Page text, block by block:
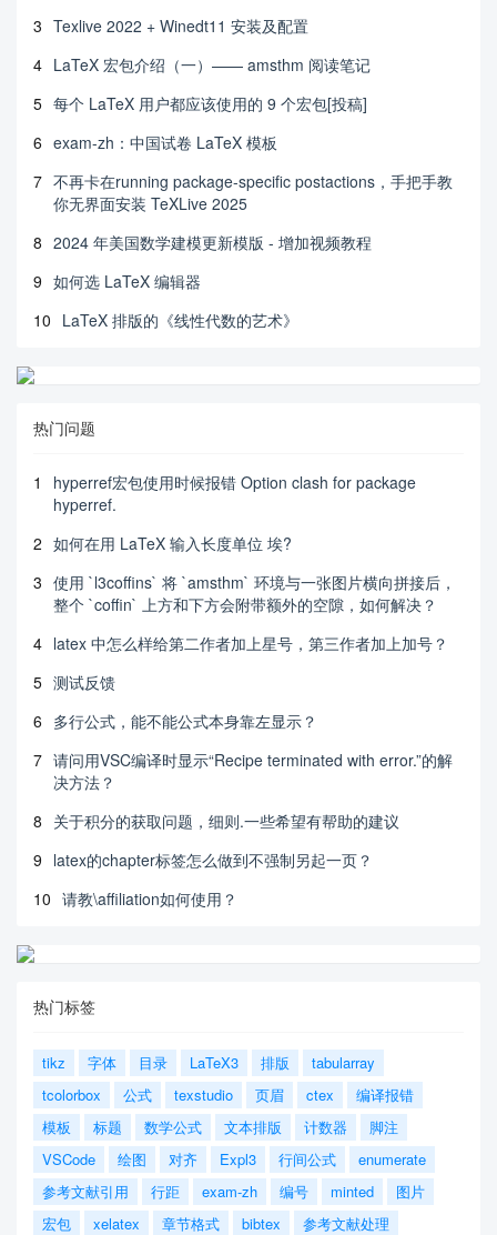
3 Texlive 2022 + Winedt11 安装及配置
4 LaTeX 宏包介绍（一）—— amsthm 阅读笔记
5 每个 LaTeX 用户都应该使用的 9 个宏包[投稿]
6 exam-zh：中国试卷 LaTeX 模板
7 不再卡在running package-specific postactions，手把手教
你无界面安装 TeXLive 2025
8 2024 年美国数学建模更新模版 - 增加视频教程
9 如何选 LaTeX 编辑器
10 LaTeX 排版的《线性代数的艺术》
热门问题
1
hyperref宏包使用时候报错 Option clash for package
hyperref.
2 如何在用 LaTeX 输入长度单位 埃?
3 使用 `l3coffins` 将 `amsthm` 环境与一张图片横向拼接后，
整个 `coffin` 上方和下方会附带额外的空隙，如何解决？
4 latex 中怎么样给第二作者加上星号，第三作者加上加号？
5 测试反馈
6 多行公式，能不能公式本身靠左显示？
7 请问用VSC编译时显示“Recipe terminated with error.”的解
决方法？
8 关于积分的获取问题，细则.一些希望有帮助的建议
9 latex的chapter标签怎么做到不强制另起一页？
10 请教\affiliation如何使用？
热门标签
tikz 字体 目录 LaTeX3 排版
tabularray
tcolorbox
公式 texstudio 页眉 ctex
编译报错
模板
标题 数学公式 文本排版 计数器
脚注
VSCode
绘图 对齐 Expl3 行间公式
enumerate
参考文献引用
行距 exam-zh 编号 minted
图片
宏包
xelatex 章节格式 bibtex
参考文献处理